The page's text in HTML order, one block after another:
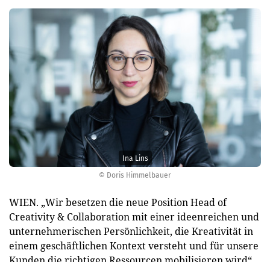
© Doris Himmelbauer
Ina Lins
WIEN. „Wir besetzen die neue Position Head of
Creativity & Collaboration mit einer ideenreichen und
unternehmerischen Persönlichkeit, die Kreativität in
einem geschäftlichen Kontext versteht und für unsere